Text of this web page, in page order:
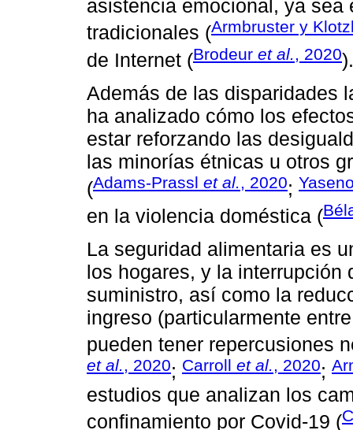
asistencia emocional, ya
tradicionales (Armbruster y
de Internet (Brodeur et al., 2020).
Además de las disparidades
ha analizado cómo los
estar reforzando las
las minorías étnicas u otros
(Adams-Prassl et al., 2020;
en la violencia doméstica (
La seguridad alimentaria es
los hogares, y la interrupción
suministro, así como la
ingreso (particularmente
pueden tener repercusiones
et al., 2020; Carroll et al., 2020;
estudios que analizan los
confinamiento por Covid-19 (